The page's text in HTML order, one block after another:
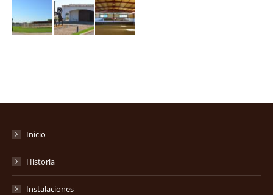
Inicio
Historia
Instalaciones